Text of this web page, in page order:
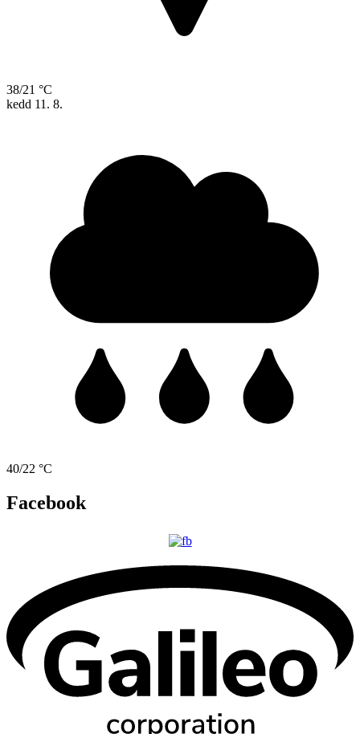
38/21 °C
kedd 11. 8.
40/22 °C
Facebook